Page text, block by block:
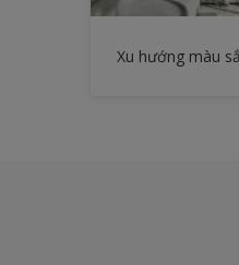
Xu hướng màu